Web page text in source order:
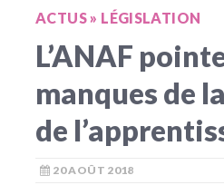
ACTUS» LÉGISLATION
L’ANAF
manques de
de
20 AOÛT 2018